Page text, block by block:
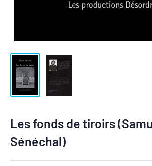
Les fonds de tiroirs
Sénéchal)